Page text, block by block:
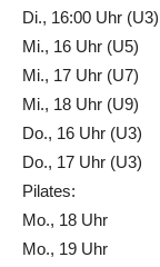
Di., 16:00 Uhr (U3)
Mi., 16 Uhr (U5)
Mi., 17 Uhr (U7)
Mi., 18 Uhr (U9)
Do., 16 Uhr (U3)
Do., 17 Uhr (U3)
Pilates:
Mo., 18 Uhr
Mo., 19 Uhr